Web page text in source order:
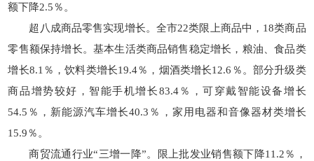
额下降2.5％。
超八成商品零售实现增长。全市22类限上商品中，18类商品
零售额保持增长。基本生活类商品销售稳定增长，粮油、食品类
增长8.1％，饮料类增长19.4％，烟酒类增长12.6％。部分升级类
商品增势较好，智能手机增长83.4％，可穿戴智能设备增长
54.5％，新能源汽车增长40.3％，家用电器和音像器材类增长
15.9％。
商贸流通行业“三增一降”。限上批发业销售额下降11.2％，